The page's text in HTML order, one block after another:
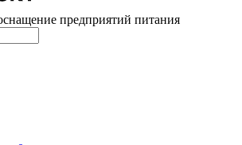
предприятий питания